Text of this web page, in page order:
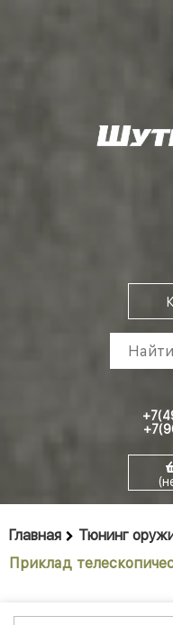
Главная Тюнинг
Приклад